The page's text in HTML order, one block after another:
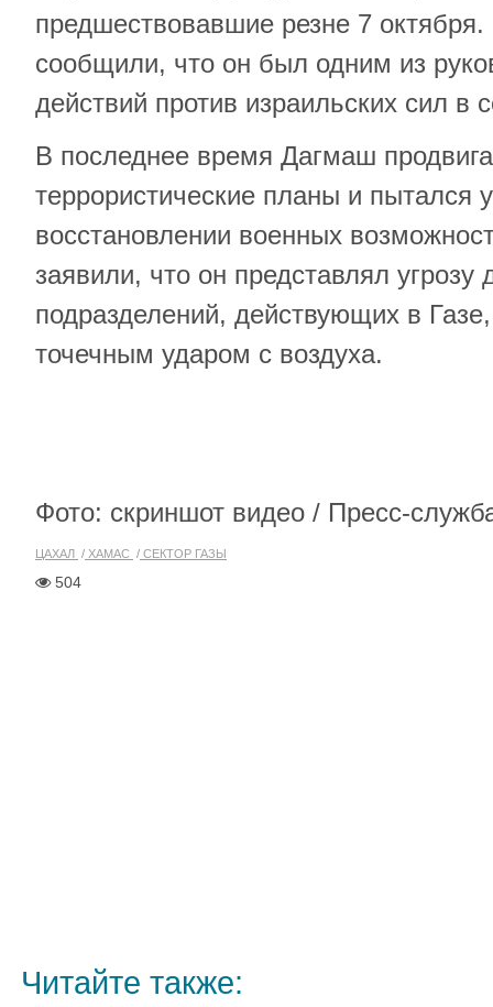
предшествовавшие резне 7
сообщили, что он был одним из
действий против израильских сил в
В последнее время Дагмаш
террористические планы и пытался
восстановлении военных
заявили, что он представлял угрозу
подразделений, действующих в
точечным ударом с воздуха.
Фото: скриншот видео / Пресс-
ЦАХАЛ ХАМАС СЕКТОР ГАЗЫ
504
Читайте также: